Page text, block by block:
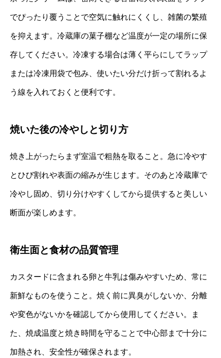
でぴったり覆うことで空気に触れにくくし、雑菌の繁殖
を抑えます。冷蔵庫の菓子棚など温度が一定の場所に保
存してください。冷凍する場合は薄く平らにしてラップ
または冷凍用袋で包み、使いたい分だけ折って割れるよ
う線を入れておくと便利です。
焼いた後の冷やしと切り方
焼き上がったらまず室温で粗熱を取ること。急に冷やす
とひび割れや表面の縮みが生じます。そのあと冷蔵庫で
冷やし固め、切り分けやすくしてから提供すると美しい
断面が楽しめます。
衛生面と食材の品質管理
カスタードに含まれる卵と牛乳は傷みやすいため、常に
新鮮なものを使うこと。焼く前に異臭がしないか、分離
や変色がないかを確認してから使用してください。ま
た、焼成温度と焼き時間を守ることで中心部まで十分に
加熱され、安全性が確保されます。